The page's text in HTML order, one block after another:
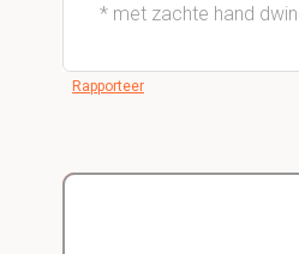
* met zachte hand
Rapporteer